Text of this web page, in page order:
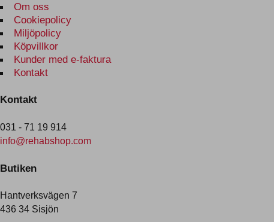
Om oss
Cookiepolicy
Miljöpolicy
Köpvillkor
Kunder med e-faktura
Kontakt
Kontakt
031 - 71 19 914
info@rehabshop.com
Butiken
Hantverksvägen 7
436 34 Sisjön